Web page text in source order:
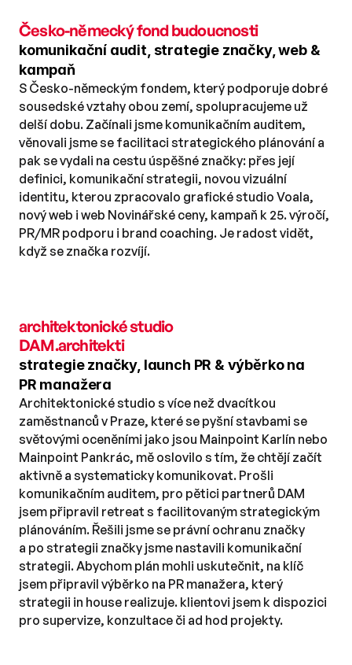
Česko-německý fond budoucnosti
komunikační audit, strategie značky, web &
kampaň
S Česko-německým fondem, který podporuje dobré
sousedské vztahy obou zemí, spolupracujeme už
delší dobu. Začínali jsme komunikačním auditem,
věnovali jsme se facilitaci strategického plánování a
pak se vydali na cestu úspěšné značky: přes její
definici, komunikační strategii, novou vizuální
identitu, kterou zpracovalo grafické studio Voala,
nový web i web Novinářské ceny, kampaň k 25. výročí,
PR/MR podporu i brand coaching. Je radost vidět,
když se značka rozvíjí.
architektonické studio
DAM.architekti
strategie značky, launch PR & výběrko na
PR manažera
Architektonické studio s více než dvacítkou
zaměstnanců v Praze, které se pyšní stavbami se
světovými oceněními jako jsou Mainpoint Karlín nebo
Mainpoint Pankrác, mě oslovilo s tím, že chtějí začít
aktivně a systematicky komunikovat. Prošli
komunikačním auditem, pro pětici partnerů DAM
jsem připravil retreat s facilitovaným strategickým
plánováním. Řešili jsme se právní ochranu značky
a po strategii značky jsme nastavili komunikační
strategii. Abychom plán mohli uskutečnit, na klíč
jsem připravil výběrko na PR manažera, který
strategii in house realizuje. klientovi jsem k dispozici
pro supervize, konzultace či ad hod projekty.